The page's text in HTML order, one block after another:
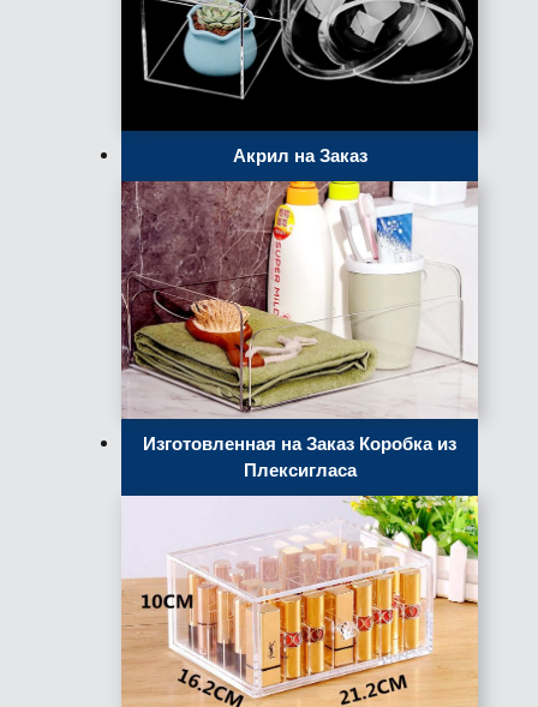
Акрил на Заказ
Изготовленная на Заказ Коробка из
Плексигласа